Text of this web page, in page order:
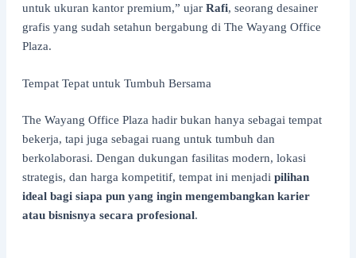
untuk ukuran kantor premium,” ujar Rafi, seorang desainer
grafis yang sudah setahun bergabung di The Wayang Office
Plaza.
Tempat Tepat untuk Tumbuh Bersama
The Wayang Office Plaza hadir bukan hanya sebagai tempat
bekerja, tapi juga sebagai ruang untuk tumbuh dan
berkolaborasi. Dengan dukungan fasilitas modern, lokasi
strategis, dan harga kompetitif, tempat ini menjadi pilihan
ideal bagi siapa pun yang ingin mengembangkan karier
atau bisnisnya secara profesional.